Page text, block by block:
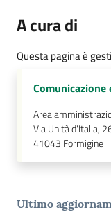
A cura di
Questa pagina è
Comunicazione
Area
Via Unità d'Italia,
41043 Formigine
Ultimo